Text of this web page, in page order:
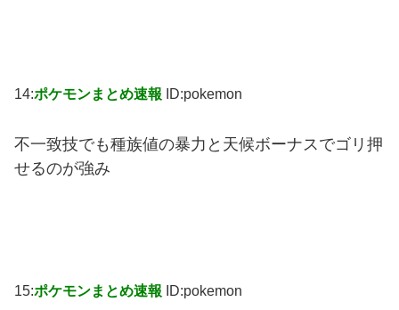
14:ポケモンまとめ速報 ID:pokemon
不一致技でも種族値の暴力と天候ボーナスでゴリ押
せるのが強み
15:ポケモンまとめ速報 ID:pokemon